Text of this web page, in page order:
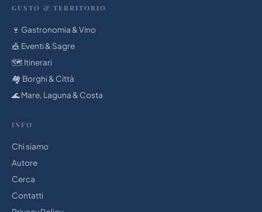
GUSTO & TERRITORIO
🍷 Gastronomia & Vino
🎪 Eventi & Sagre
🗺️ Itinerari
🏘️ Borghi & Città
🌊 Mare, Laguna & Costa
INFO
Chi siamo
Autore
Cerca
Contatti